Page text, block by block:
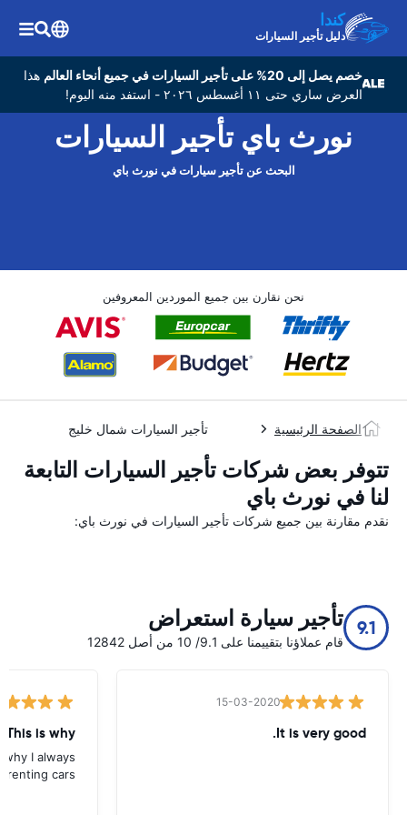
كندا
دليل تأجير السيارات
خصم يصل إلى 20% على تأجير السيارات في جميع أنحاء العالم
هذا
العرض ساري حتى ١١ أغسطس ٢٠٢٦ - استفد منه اليوم!
نورث باي تأجير السيارات
البحث عن تأجير سيارات في نورث باي
نحن نقارن بين جميع الموردين المعروفين
الصفحة الرئيسية تأجير السيارات شمال خليج
تتوفر بعض شركات تأجير السيارات التابعة
لنا في نورث باي
نقدم مقارنة بين جميع شركات تأجير السيارات في نورث باي:
9.1 تأجير سيارة استعراض
قام عملاؤنا بتقييمنا على 9.1/ 10 من أصل 12842
15-03-2020
It is very good.
This is why
I always
cars.